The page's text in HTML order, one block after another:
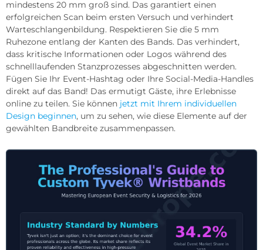
mindestens 20 mm groß sind. Das garantiert einen
erfolgreichen Scan beim ersten Versuch und verhindert
Warteschlangenbildung. Respektieren Sie die 5 mm
Ruhezone entlang der Kanten des Bands. Das verhindert,
dass kritische Informationen oder Logos während des
schnelllaufenden Stanzprozesses abgeschnitten werden.
Fügen Sie Ihr Event-Hashtag oder Ihre Social-Media-Handles
direkt auf das Band! Das ermutigt Gäste, ihre Erlebnisse
online zu teilen. Sie können jetzt mit Ihrem individuellen
Design beginnen, um zu sehen, wie diese Elemente auf der
gewählten Bandbreite zusammenpassen.